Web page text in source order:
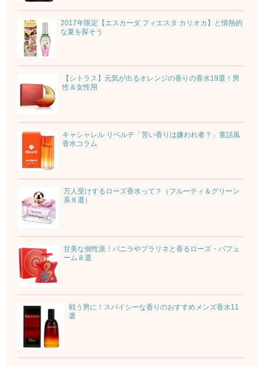
2017年限定【エスカーダ フィエスタ カリオカ】と情熱的
な夏を探そう
【シトラス】元気が出るオレンジの香りの香水19選！男
性＆女性用
キャシャレル リベルテ「苦い香りは嫌われ者？」童話風
香水コラム
万人受けするローズ香水って？（フルーティ＆グリーン
系８選）
甘美な個性派！バニラやプラリネと香るローズ・パフュ
ーム８選
戦う男に！スパイシーな香りのおすすめメンズ香水11
選